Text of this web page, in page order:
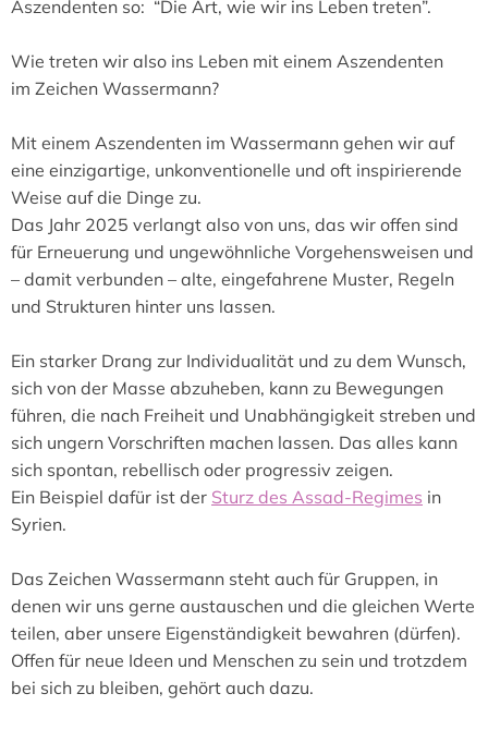
Aszendenten so: “Die Art, wie wir ins Leben treten”.
Wie treten wir also ins Leben mit einem Aszendenten
im Zeichen Wassermann?
Mit einem Aszendenten im Wassermann gehen wir auf
eine einzigartige, unkonventionelle und oft inspirierende
Weise auf die Dinge zu.
Das Jahr 2025 verlangt also von uns, das wir offen sind
für Erneuerung und ungewöhnliche Vorgehensweisen und
– damit verbunden – alte, eingefahrene Muster, Regeln
und Strukturen hinter uns lassen.
Ein starker Drang zur Individualität und zu dem Wunsch,
sich von der Masse abzuheben, kann zu Bewegungen
führen, die nach Freiheit und Unabhängigkeit streben und
sich ungern Vorschriften machen lassen. Das alles kann
sich spontan, rebellisch oder progressiv zeigen.
Ein Beispiel dafür ist der Sturz des Assad-Regimes in
Syrien.
Das Zeichen Wassermann steht auch für Gruppen, in
denen wir uns gerne austauschen und die gleichen Werte
teilen, aber unsere Eigenständigkeit bewahren (dürfen).
Offen für neue Ideen und Menschen zu sein und trotzdem
bei sich zu bleiben, gehört auch dazu.